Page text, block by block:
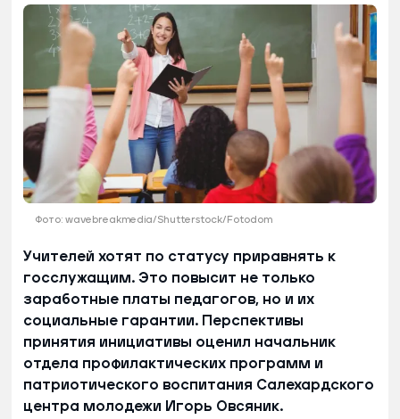
Фото: wavebreakmedia/Shutterstock/Fotodom
Учителей хотят по статусу приравнять к
госслужащим. Это повысит не только
заработные платы педагогов, но и их
социальные гарантии. Перспективы
принятия инициативы оценил начальник
отдела профилактических программ и
патриотического воспитания Салехардского
центра молодежи Игорь Овсяник.